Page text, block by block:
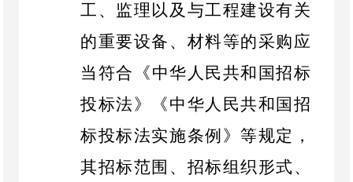
工、监理以及与工程建设有关
的重要设备、材料等的采购应
当符合《 中华人民共和国招标
投标法》《 中华人民共和国 招
标投标法实施条例》等规定，
其招标范围、招标组织形式、